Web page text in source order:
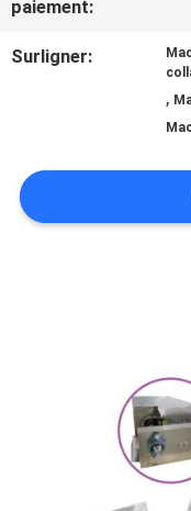
QUALITÉ
CONTACTEZ-
NOUVELLES
DEMANDEZ
UN DEVIS
paiement:
Surligner:
,